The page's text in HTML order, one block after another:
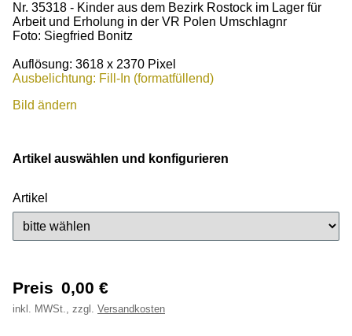
Nr. 35318 - Kinder aus dem Bezirk Rostock im Lager für
Arbeit und Erholung in der VR Polen Umschlagnr
Foto: Siegfried Bonitz
Auflösung: 3618 x 2370 Pixel
Ausbelichtung: Fill-In (formatfüllend)
Bild ändern
Artikel auswählen und konfigurieren
Artikel
Preis 0,00 €
inkl. MWSt., zzgl. Versandkosten